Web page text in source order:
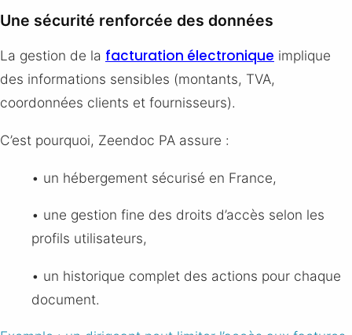
Une sécurité renforcée des données
La gestion de la facturation électronique implique
des informations sensibles (montants, TVA,
coordonnées clients et fournisseurs).
C’est pourquoi, Zeendoc PA assure :
• un hébergement sécurisé en France,
• une gestion fine des droits d’accès selon les
profils utilisateurs,
• un historique complet des actions pour chaque
document.